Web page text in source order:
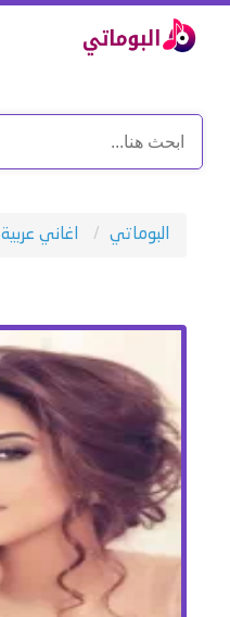
البوماتي اغاني عربية